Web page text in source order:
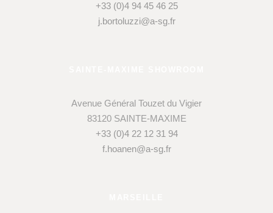
+33 (0)4 94 45 46 25
j.bortoluzzi@a-sg.fr
Avenue Général Touzet du Vigier
83120 SAINTE-MAXIME
+33 (0)4 22 12 31 94
f.hoanen@a-sg.fr